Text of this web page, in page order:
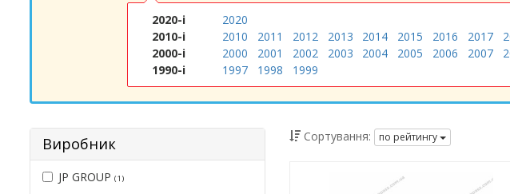
2020-і
2020
2010-і
2010 2011 2012 2013 2014 2015 2016 2017
2000-і
2000 2001 2002 2003 2004 2005 2006 2007
1990-і
1997 1998 1999
Виробник
JP GROUP (1)
Сортування: по рейтингу